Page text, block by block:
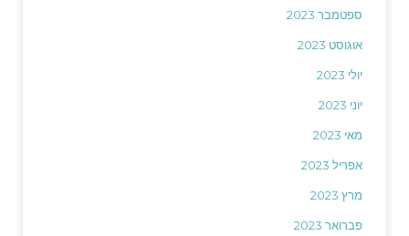
ספטמבר 2023
אוגוסט 2023
יולי 2023
יוני 2023
מאי 2023
אפריל 2023
מרץ 2023
פברואר 2023